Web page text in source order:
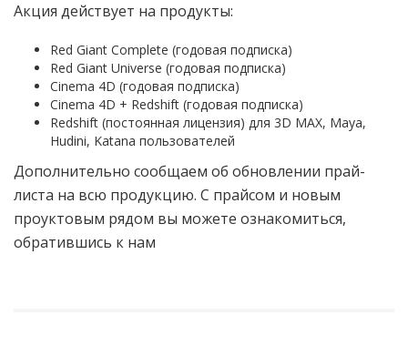
Акция действует на продукты:
Red Giant Complete (годовая подписка)
Red Giant Universe (годовая подписка)
Cinema 4D (годовая подписка)
Cinema 4D + Redshift (годовая подписка)
Redshift (постоянная лицензия) для 3D MAX, Maya,
Hudini, Katana пользователей
Дополнительно сообщаем об обновлении прай-
листа на всю продукцию. С прайсом и новым
проуктовым рядом вы можете ознакомиться,
обратившись к нам